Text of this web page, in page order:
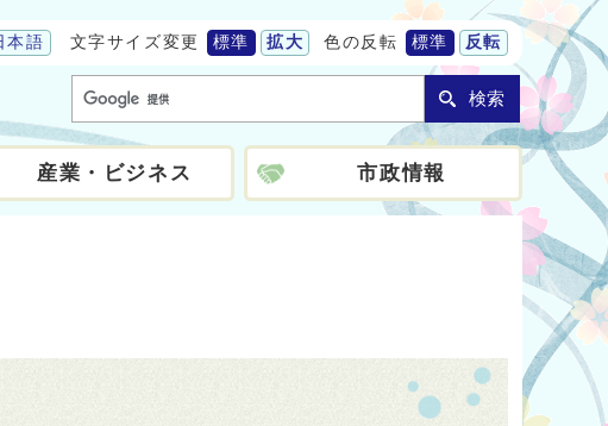
本語 文字サイズ変更 標準 拡大 色の反転 標準 反転
検索
産業・ビジネス 市政情報